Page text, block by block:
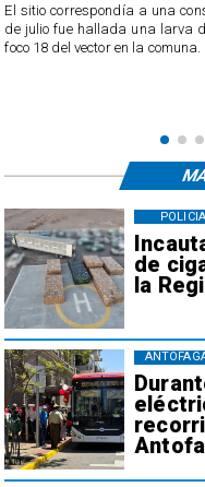
El sitio correspondía a una
de julio fue hallada una larva
foco 18 del vector en la comuna.
de
la